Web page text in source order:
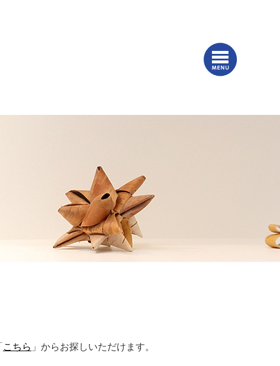
こちら 」からお探しいただけます。